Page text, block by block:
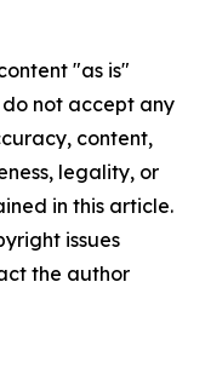
"as is"
not accept any
content,
legality, or
in this article.
issues
the author